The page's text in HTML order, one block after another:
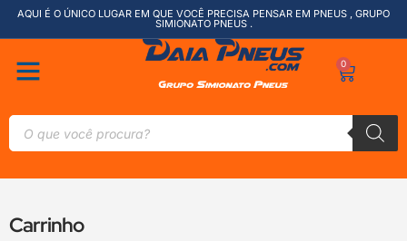
AQUI É O ÚNICO LUGAR EM QUE VOCÊ PRECISA PENSAR EM PNEUS , GRUPO
SIMIONATO PNEUS .
0
Carrinho